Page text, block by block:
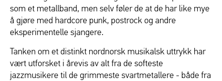
som et metallband, men selv føler de at de har like mye
å gjøre med hardcore punk, postrock og andre
eksperimentelle sjangere.
Tanken om et distinkt nordnorsk musikalsk uttrykk har
vært utforsket i årevis av alt fra de softeste
jazzmusikere til de grimmeste svartmetallere - både fra